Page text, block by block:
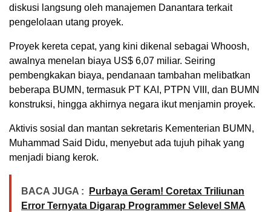
diskusi langsung oleh manajemen Danantara terkait
pengelolaan utang proyek.
Proyek kereta cepat, yang kini dikenal sebagai Whoosh,
awalnya menelan biaya US$ 6,07 miliar. Seiring
pembengkakan biaya, pendanaan tambahan melibatkan
beberapa BUMN, termasuk PT KAI, PTPN VIII, dan BUMN
konstruksi, hingga akhirnya negara ikut menjamin proyek.
Aktivis sosial dan mantan sekretaris Kementerian BUMN,
Muhammad Said Didu, menyebut ada tujuh pihak yang
menjadi biang kerok.
BACA JUGA :
Purbaya Geram! Coretax Triliunan
Error Ternyata Digarap Programmer Selevel SMA